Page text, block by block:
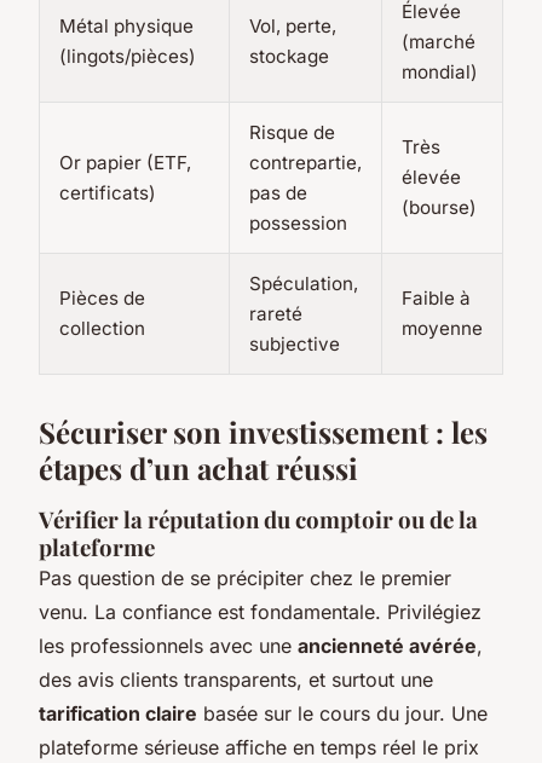
Métal physique
(lingots/pièces)
Vol, perte,
stockage
Élevée
(marché
mondial)
Or papier (ETF,
certificats)
Risque de
contrepartie,
pas de
possession
Très
élevée
(bourse)
Pièces de
collection
Spéculation,
rareté
subjective
Faible à
moyenne
Sécuriser son investissement : les
étapes d’un achat réussi
Vérifier la réputation du comptoir ou de la
plateforme
Pas question de se précipiter chez le premier
venu. La confiance est fondamentale. Privilégiez
les professionnels avec une ancienneté avérée,
des avis clients transparents, et surtout une
tarification claire basée sur le cours du jour. Une
plateforme sérieuse affiche en temps réel le prix